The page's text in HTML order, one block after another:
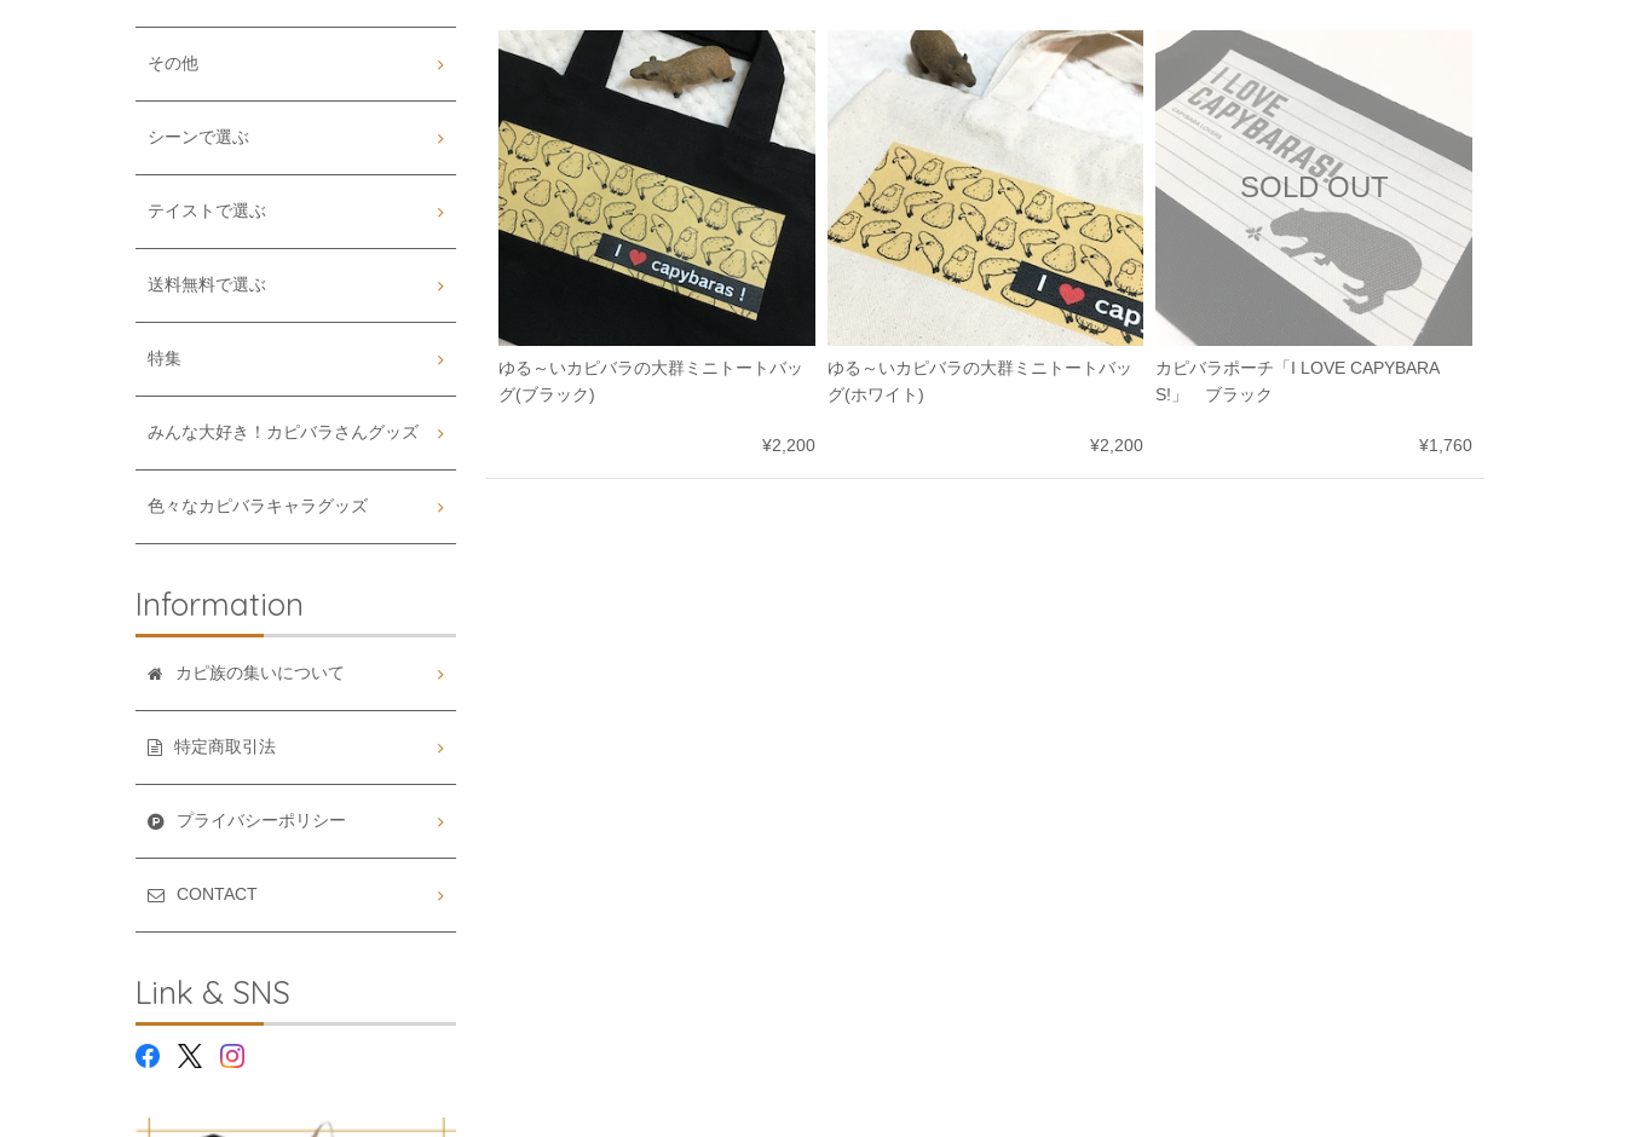
ゆる～いカピバラの大群ミニトートバッ
グ(ブラック)
¥2,200
ゆる～いカピバラの大群ミニトートバッ
グ(ホワイト)
¥2,200
SOLD OUT
カピバラポーチ「I LOVE CAPYBARA
S!」 ブラック
¥1,760
その他
シーンで選ぶ
テイストで選ぶ
送料無料で選ぶ
特集
みんな大好き！カピバラさんグッズ
色々なカピバラキャラグッズ
Information
カピ族の集いについて
特定商取引法
プライバシーポリシー
CONTACT
Link & SNS